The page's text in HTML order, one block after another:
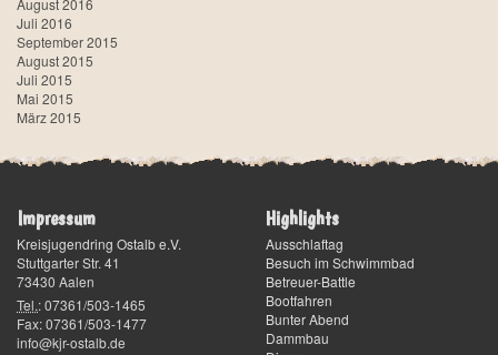
August 2016
Juli 2016
September 2015
August 2015
Juli 2015
Mai 2015
März 2015
Impressum
Kreisjugendring Ostalb e.V.
Stuttgarter Str. 41
73430 Aalen
Tel.:07361/503-1465
Fax:07361/503-1477
info@kjr-ostalb.de
Highlights
Ausschlaftag
Besuch im Schwimmbad
Betreuer-Battle
Bootfahren
Bunter Abend
Dammbau